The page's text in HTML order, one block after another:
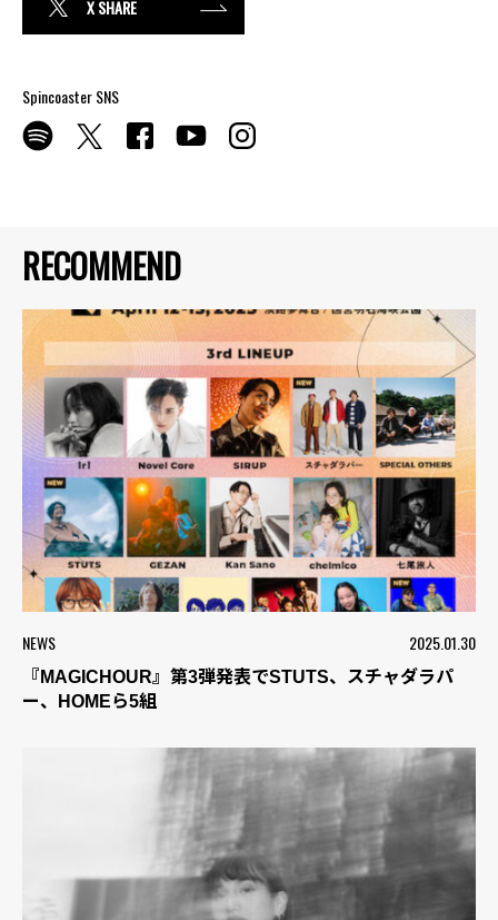
RECOMMEND
NEWS 2025.01.30
『MAGICHOUR』第3弾発表でSTUTS、スチャダラパ
ー、HOMEら5組
X SHARE
Spincoaster SNS